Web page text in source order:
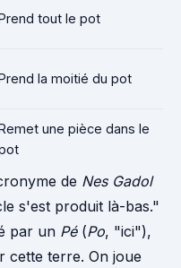
tout le pot
la moitié du pot
une pièce dans le
de Nes Gadol
s'est produit là-bas."
par un Pé(Po, "ici"),
cette terre. On joue